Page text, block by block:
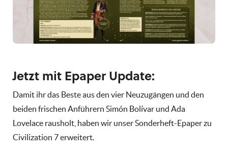
Jetzt mit Epaper Update:
Damit ihr das Beste aus den vier Neuzugängen und den
beiden frischen Anführern Simón Bolívar und Ada
Lovelace rausholt, haben wir unser Sonderheft-Epaper zu
Civilization 7 erweitert.